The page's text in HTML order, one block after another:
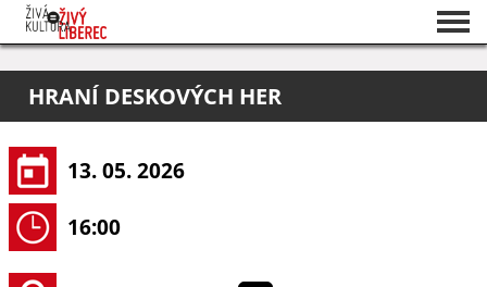
O projektu
Pořadatelé
HRANÍ DESKOVÝCH HER
13. 05. 2026
16:00